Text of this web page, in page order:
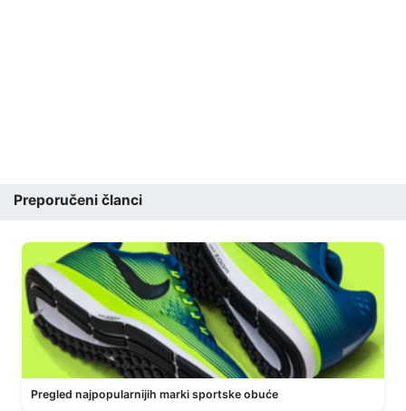
Preporučeni članci
Pregled najpopularnijih marki sportske obuće